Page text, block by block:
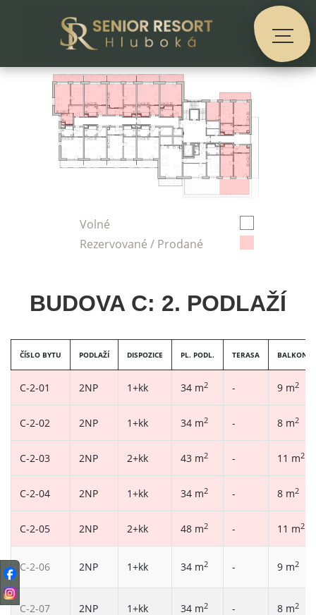
Volné
Rezervované / Prodané
BUDOVA C: 2. PODLAŽÍ
ČÍSLO BYTU PODLAŽÍ DISPOZICE PL. PODL. TERASA BALKON
C-2-01 2NP 1+kk 34 m2 - 9 m2
C-2-02 2NP 1+kk 34 m2 - 8 m2
C-2-03 2NP 2+kk 43 m2 - 11 m2
C-2-04 2NP 1+kk 34 m2 - 8 m2
C-2-05 2NP 2+kk 48 m2 - 11 m2
C-2-06 2NP 1+kk 34 m2 - 9 m2
C-2-07 2NP 1+kk 34 m2 - 8 m2